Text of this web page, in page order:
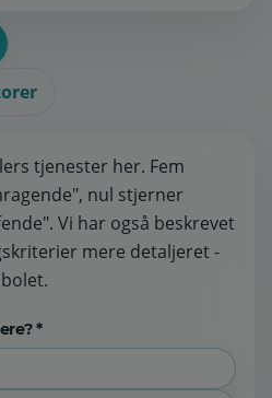
tjenester her. Fem
nul stjerner
Vi har også beskrevet
mere detaljeret -
*